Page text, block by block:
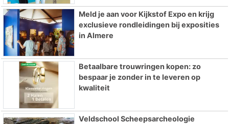
Meld je aan voor Kijkstof Expo en krijg
exclusieve rondleidingen bij exposities
in Almere
Betaalbare trouwringen kopen: zo
bespaar je zonder in te leveren op
kwaliteit
Veldschool Scheepsarcheologie